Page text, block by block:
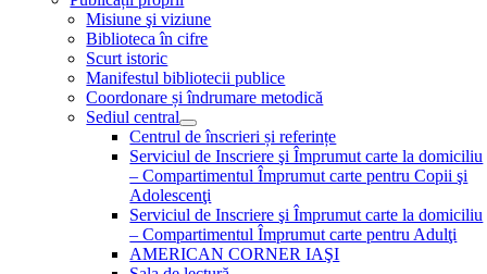
Misiune şi viziune
Biblioteca în cifre
Scurt istoric
Manifestul bibliotecii publice
Coordonare și îndrumare metodică
Sediul central
Centrul de înscrieri și referințe
Serviciul de Inscriere şi Împrumut carte la domiciliu
– Compartimentul Împrumut carte pentru Copii şi
Adolescenţi
Serviciul de Inscriere şi Împrumut carte la domiciliu
– Compartimentul Împrumut carte pentru Adulţi
AMERICAN CORNER IAŞI